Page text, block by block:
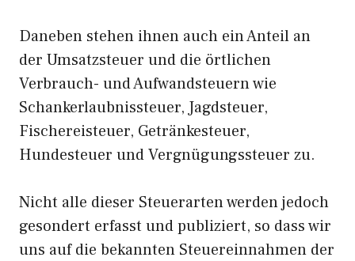
Daneben stehen ihnen auch ein Anteil an
der Umsatzsteuer und die örtlichen
Verbrauch- und Aufwandsteuern wie
Schankerlaubnissteuer, Jagdsteuer,
Fischereisteuer, Getränkesteuer,
Hundesteuer und Vergnügungssteuer zu.
Nicht alle dieser Steuerarten werden jedoch
gesondert erfasst und publiziert, so dass wir
uns auf die bekannten Steuereinnahmen der